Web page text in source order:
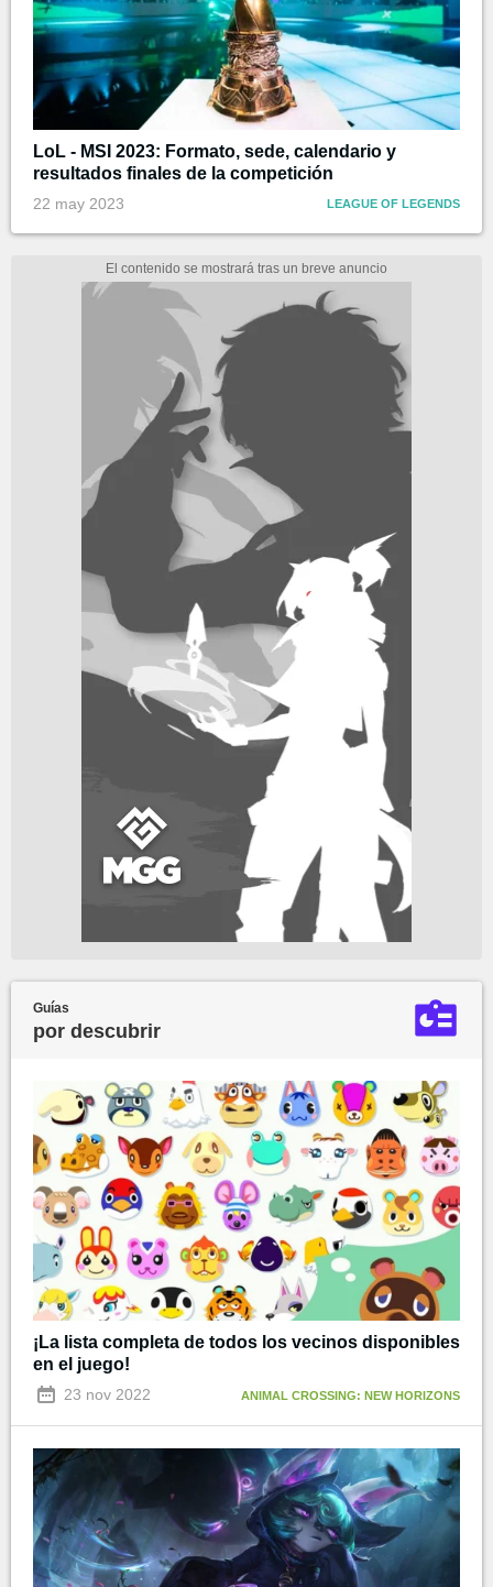
LoL - MSI 2023: Formato, sede, calendario y
resultados finales de la competición
22 may 2023 LEAGUE OF LEGENDS
Guías
por descubrir
¡La lista completa de todos los vecinos disponibles
en el juego!
23 nov 2022 ANIMAL CROSSING: NEW HORIZONS